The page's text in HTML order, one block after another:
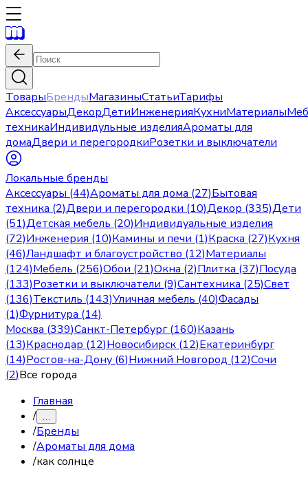
ТоварыБрендыМагазиныСтатьиТарифы
АксессуарыДекорДетиИнженерияКухниМатериалы
техникаИндивидульные изделияАроматы для
домаДвери и перегородкиРозетки и выключатели
Локальные бренды
Аксессуары (44)Ароматы для дома (27)Бытовая
техника (2)Двери и перегородки (10)Декор (335)Дети
(51)Детская мебель (20)Индивидуальные изделия
(72)Инженерия (10)Камины и печи (1)Краска (27)Кухня
(46)Ландшафт и благоустройство (12)Материалы
(124)Мебель (256)Обои (21)Окна (2)Плитка (37)Посуда
(133)Розетки и выключатели (9)Сантехника (25)Свет
(136)Текстиль (143)Уличная мебель (40)Фасады
(1)Фурнитура (14)
Москва (339)Санкт-Петербург(160)Казань
(13)Краснодар (12)Новосибирск (12)Екатеринбург
(14)Ростов-на-Дону (6)Нижний Новгород (12)Сочи
(2)Все города
Главная
/ …
/Бренды
/Ароматы для дома
/как солнце